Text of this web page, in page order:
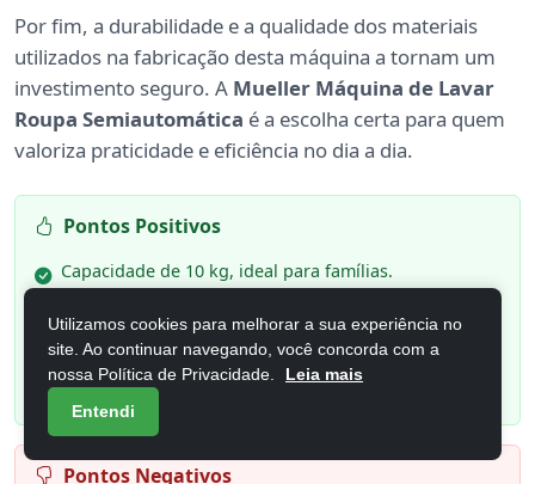
Por fim, a durabilidade e a qualidade dos materiais
utilizados na fabricação desta máquina a tornam um
investimento seguro. A Mueller Máquina de Lavar
Roupa Semiautomática é a escolha certa para quem
valoriza praticidade e eficiência no dia a dia.
Pontos Positivos
Capacidade de 10 kg, ideal para famílias.
Funcionalidade semiautomática, oferecendo maior
controle.
Design compacto, perfeito para espaços pequenos.
Pontos Negativos
Utilizamos cookies para melhorar a sua experiência no
site. Ao continuar navegando, você concorda com a
nossa Política de Privacidade.
Leia mais
Entendi